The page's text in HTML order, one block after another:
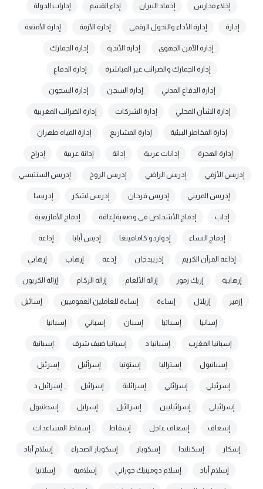
إخلاء مدارس إخماد النيران إداء القسم إدارات الدولة
إدارة إدارة الأداء والتحول الرقمي إدارة الأزمة إدارة الأمتعة
إدارة الأمن الجهوي إدارة الأندية إدارة الجمارك
إدارة الجمارك والضرائب غير المباشرة إدارة الدفاع
إدارة الدفاع المدني إدارة السجن إدارة السجون
إدارة الشأن المحلي إدارة الشركات إدارة الضرائب المغربية
إدارة المخاطر البيئية إدارة المشاريع إدارة المياه طهران
إدارة الهجرة إدانات عربية إدانة إدانة عربية إدراج
إدريس الأزمي إدريس الراضي إدريس الروخ إدريس السنتيسي
إدريس المريني إدريس فرحان إدريس لشكر إدريسا
إدلب إدماج الأشخاص في وضعية إعاقة إدماج الأمازيغية
إدماج النساء إدواردو كامافينغا إديس أبابا إذاعة
إذاعة القرآن الكريم إذريبدجان إذعة إرهاب إرهابي
إرهابية إريك زمور إزالة الألغام إزالة الركام إزالة الكربون
إزمير إزيلال إساءة إساءة للعاملين العموميين إسائيل
إسانيا إسباتيا إسبان إسباني إسبانيا
إسبانيا المغرب إسبانيا د إسبانيا ضيف شرف إسبانية
إسبانيول إستراليا إستونيا إسرأئيل إسرئيل
إسرئيلي إسرائلي إسرائلية إسرائيل إسرائيل د
إسرائيلي إسرائيليين إسراائيل إسرايل إسطنبول
إسعاف إسعاف عاجل إسقاط إسقاط المساعدات
إسكار إسكتلندا إسكوبار إسكوبار الصحراء إسلام آباد
إسلام أباد إسلام دومينيك حوراني إسلامية إسلانيا